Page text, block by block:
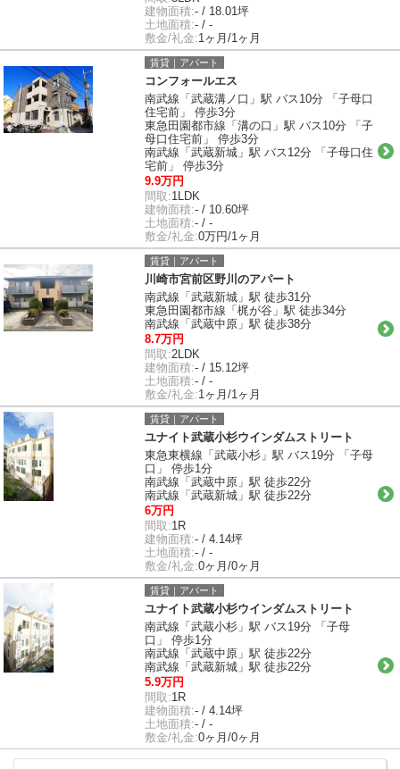
建物面積:- / 18.01坪
土地面積:- / -
敷金/礼金:1ヶ月/1ヶ月
賃貸｜アパート
コンフォールエス
南武線「武蔵溝ノ口」駅 バス10分 「子母口
住宅前」 停歩3分
東急田園都市線「溝の口」駅 バス10分 「子
母口住宅前」 停歩3分
南武線「武蔵新城」駅 バス12分 「子母口住
宅前」 停歩3分
9.9万円
間取:1LDK
建物面積:- / 10.60坪
土地面積:- / -
敷金/礼金:0万円/1ヶ月
賃貸｜アパート
川崎市宮前区野川のアパート
南武線「武蔵新城」駅 徒歩31分
東急田園都市線「梶が谷」駅 徒歩34分
南武線「武蔵中原」駅 徒歩38分
8.7万円
間取:2LDK
建物面積:- / 15.12坪
土地面積:- / -
敷金/礼金:1ヶ月/1ヶ月
賃貸｜アパート
ユナイト武蔵小杉ウインダムストリート
東急東横線「武蔵小杉」駅 バス19分 「子母
口」 停歩1分
南武線「武蔵中原」駅 徒歩22分
南武線「武蔵新城」駅 徒歩22分
6万円
間取:1R
建物面積:- / 4.14坪
土地面積:- / -
敷金/礼金:0ヶ月/0ヶ月
賃貸｜アパート
ユナイト武蔵小杉ウインダムストリート
南武線「武蔵小杉」駅 バス19分 「子母
口」 停歩1分
南武線「武蔵中原」駅 徒歩22分
南武線「武蔵新城」駅 徒歩22分
5.9万円
間取:1R
建物面積:- / 4.14坪
土地面積:- / -
敷金/礼金:0ヶ月/0ヶ月